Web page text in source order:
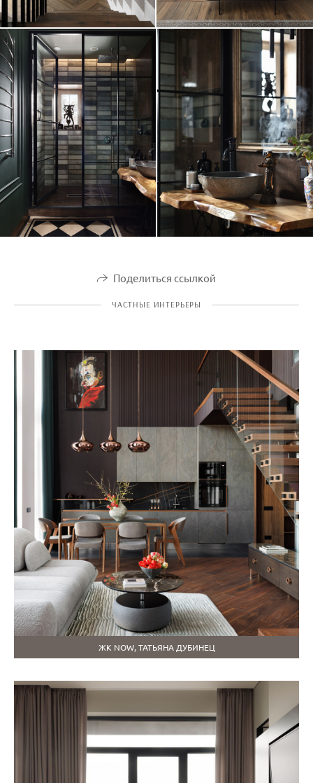
Поделиться ссылкой
ЧАСТНЫЕ ИНТЕРЬЕРЫ
ЖК NOW, ТАТЬЯНА ДУБИНЕЦ